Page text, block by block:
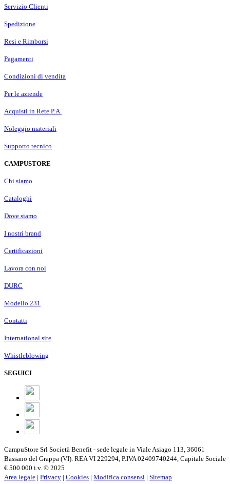
Servizio Clienti
Spedizione
Resi e Rimborsi
Pagamenti
Condizioni di vendita
Per le aziende
Acquisti in Rete P.A.
Noleggio materiali
Supporto tecnico
CAMPUSTORE
Chi siamo
Cataloghi
Dove siamo
I nostri brand
Certificazioni
Lavora con noi
DURC
Modello 231
Contatti
International site
Whistleblowing
SEGUICI
CampuStore Srl Società Benefit - sede legale in Viale Asiago 113, 36061
Bassano del Grappa (VI). REA VI 229294, P.IVA 02409740244, Capitale Sociale
€ 500.000 i.v. © 2025
Area legale | Privacy | Cookies | Modifica consensi | Sitemap